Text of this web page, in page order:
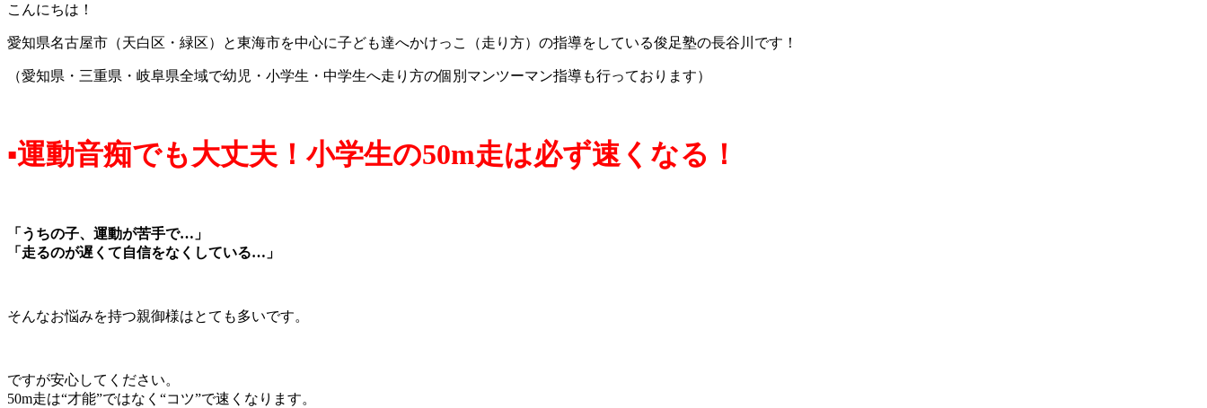
こんにちは！
愛知県名古屋市（天白区・緑区）と東海市を中心に子ども達へかけっこ（走り方）の指導をしている俊足塾の長谷川です！
（愛知県・三重県・岐阜県全域で幼児・小学生・中学生へ走り方の個別マンツーマン指導も行っております）
▪運動音痴でも大丈夫！小学生の50m走は必ず速くなる！
「うちの子、運動が苦手で…」
「走るのが遅くて自信をなくしている…」
そんなお悩みを持つ親御様はとても多いです。
ですが安心してください。
50m走は“才能”ではなく“コツ”で速くなります。